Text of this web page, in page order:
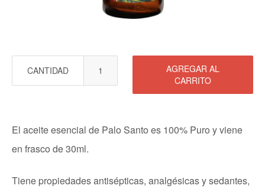
CANTIDAD
AGREGAR AL
CARRITO
El aceite esencial de Palo Santo es 100% Puro y viene
en frasco de 30ml.
Tiene propiedades antisépticas, analgésicas y sedantes,